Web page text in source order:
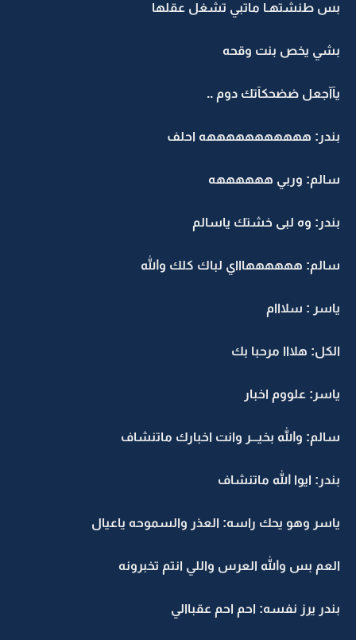
بس طنشتهـا ماتبي تشغل عقلها
بشي يخص بنت وقحه
يآآجعل ضضحكآتك دوم ..
بندر: هههههههههههه احلف
سالم: وربي ههههههه
بندر: وه لبى خشتك ياسالم
سالم: ههههههاااي لباك كلك والله
ياسر : سلااام
الكل: هلااا مرحبا بك
ياسر: علووم اخبار
سالم: والله بخيـــر وانت اخبارك ماتنشاف
بندر: ايوا الله ماتنشاف
ياسر وهو يحك راسه: العذر والسموحه ياعيال
العم بس والله العرس واللي انتم تخبرونه
بندر يرز نفسه: احم احم عقباالي